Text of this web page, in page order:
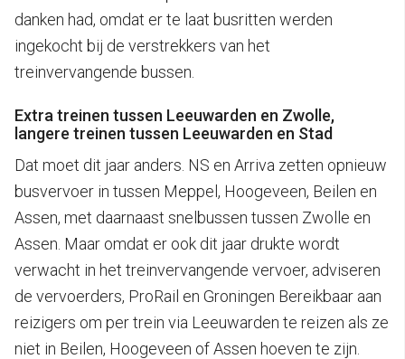
danken had, omdat er te laat busritten werden
ingekocht bij de verstrekkers van het
treinvervangende bussen.
Extra treinen tussen Leeuwarden en Zwolle,
langere treinen tussen Leeuwarden en Stad
Dat moet dit jaar anders. NS en Arriva zetten opnieuw
busvervoer in tussen Meppel, Hoogeveen, Beilen en
Assen, met daarnaast snelbussen tussen Zwolle en
Assen. Maar omdat er ook dit jaar drukte wordt
verwacht in het treinvervangende vervoer, adviseren
de vervoerders, ProRail en Groningen Bereikbaar aan
reizigers om per trein via Leeuwarden te reizen als ze
niet in Beilen, Hoogeveen of Assen hoeven te zijn.